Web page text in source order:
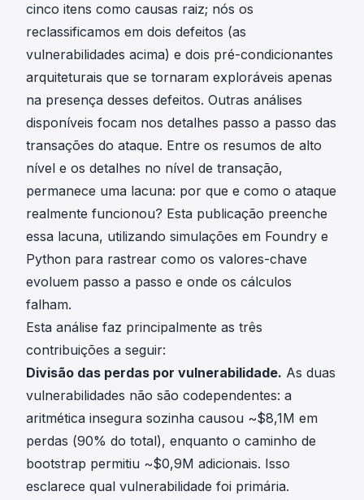
cinco itens como causas raiz; nós os
reclassificamos em dois defeitos (as
vulnerabilidades acima) e dois pré-condicionantes
arquiteturais que se tornaram exploráveis apenas
na presença desses defeitos. Outras análises
disponíveis focam nos detalhes passo a passo das
transações do ataque. Entre os resumos de alto
nível e os detalhes no nível de transação,
permanece uma lacuna: por que e como o ataque
realmente funcionou? Esta publicação preenche
essa lacuna, utilizando simulações em Foundry e
Python para rastrear como os valores-chave
evoluem passo a passo e onde os cálculos
falham.
Esta análise faz principalmente as três
contribuições a seguir:
Divisão das perdas por vulnerabilidade. As duas
vulnerabilidades não são codependentes: a
aritmética insegura sozinha causou ~$8,1M em
perdas (90% do total), enquanto o caminho de
bootstrap permitiu ~$0,9M adicionais. Isso
esclarece qual vulnerabilidade foi primária.